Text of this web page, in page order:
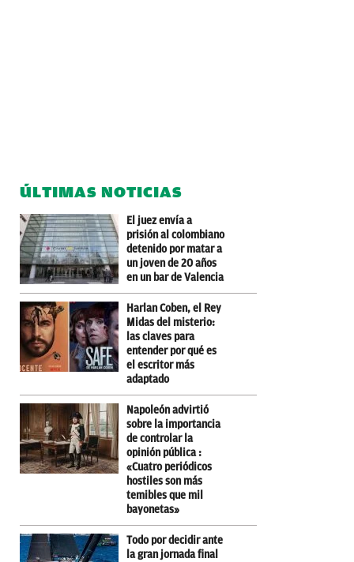
ÚLTIMAS NOTICIAS
El juez envía a
prisión al colombiano
detenido por matar a
un joven de 20 años
en un bar de Valencia
Harlan Coben, el Rey
Midas del misterio:
las claves para
entender por qué es
el escritor más
adaptado
Napoleón advirtió
sobre la importancia
de controlar la
opinión pública :
«Cuatro periódicos
hostiles son más
temibles que mil
bayonetas»
Todo por decidir ante
la gran jornada final